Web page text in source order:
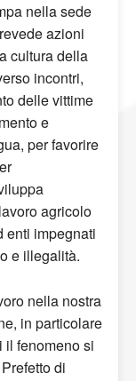
nella sede
azioni
cultura della
incontri,
delle vittime
e
per favorire
agricolo
enti impegnati
e illegalità.
nella nostra
in particolare
il fenomeno si
di